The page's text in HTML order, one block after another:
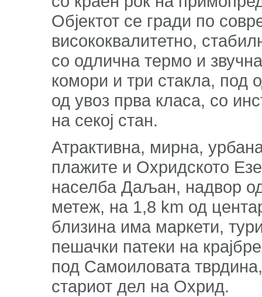
Објектот се гради по
висококвалитетно,
со одлична термо и
комори и три стакла, под
од увоз прва класа, со
на секој стан.
Атрактивна, мирна,
плажите и Охридското
населба Даљан, надвор
метеж, на 1,8 km од
близина има маркети,
пешачки патеки на
под Самоиловата
стариот дел на Охрид.